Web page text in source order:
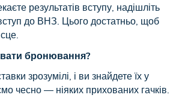
результатів вступу, надішліть
до ВНЗ. Цього достатньо, щоб
бронювання?
зрозумілі, і ви знайдете їх у
чесно — ніяких прихованих гачків.